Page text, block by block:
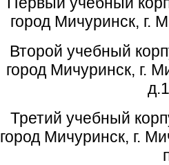
город Мичуринск, г.
Второй учебный
город Мичуринск, г.
Третий учебный
город Мичуринск, г.